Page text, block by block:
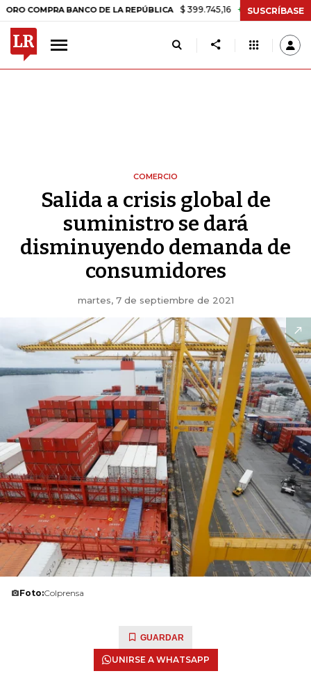
BANCO DE LA REPÚBLICA $ 399.745,16 +$ 2.295,71 +0,58%
SUSCRÍBASE
COMERCIO
Salida a crisis global de
suministro se dará
disminuyendo demanda de
consumidores
martes, 7 de septiembre de 2021
Foto:Colprensa
GUARDAR
UNIRSE A WHATSAPP